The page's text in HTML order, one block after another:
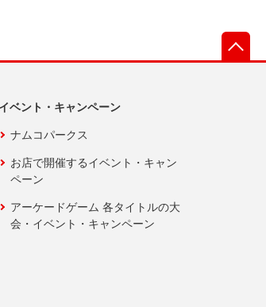
イベント・キャンペーン
ナムコパークス
お店で開催するイベント・キャン
ペーン
アーケードゲーム 各タイトルの大
会・イベント・キャンペーン